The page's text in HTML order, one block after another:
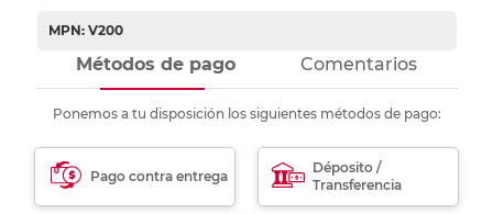
MPN: V200
Métodos de pago Comentarios
Ponemos a tu disposición los siguientes métodos de pago:
Pago contra entrega
Déposito /
Transferencia